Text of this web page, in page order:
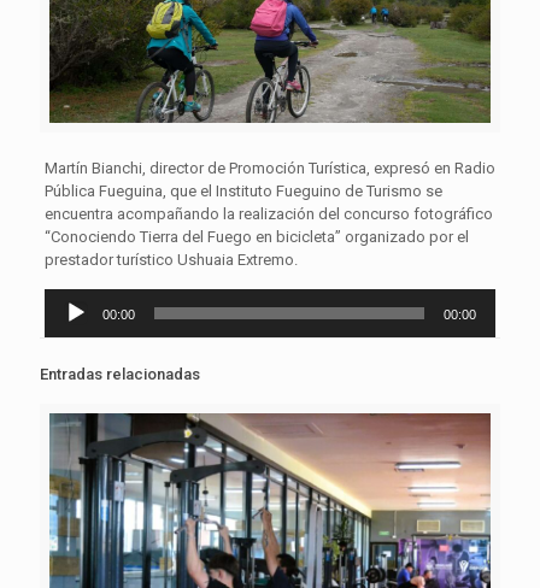
Martín Bianchi, director de Promoción Turística, expresó en Radio
Pública Fueguina, que el Instituto Fueguino de Turismo se
encuentra acompañando la realización del concurso fotográfico
“Conociendo Tierra del Fuego en bicicleta” organizado por el
prestador turístico Ushuaia Extremo.
Reproductor
00:00 00:00
Entradas relacionadas